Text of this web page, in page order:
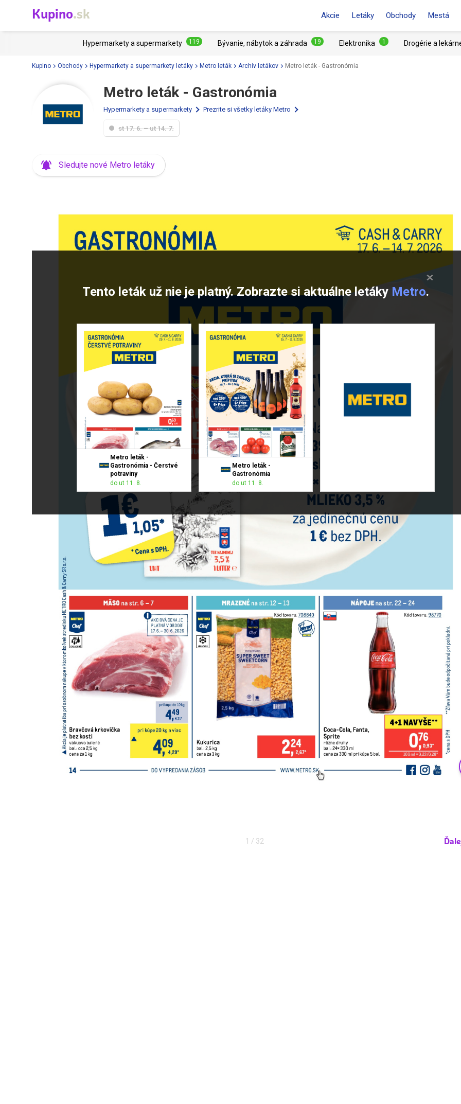
Kupino.sk Akcie Letáky Obchody Mestá
Hypermarkety a supermarkety 119 Bývanie, nábytok a záhrada 19 Elektronika 1 Drogérie a
Kupino Obchody Hypermarkety a supermarkety letáky Metro leták Archív letákov Metro leták - Gastronómia
Metro leták - Gastronómia
Hypermarkety a supermarkety Prezrite si všetky letáky Metro
st 17. 6. – ut 14. 7.
Sledujte nové Metro letáky
Tento leták už nie je platný. Zobrazte si aktuálne letáky Metro.
Metro leták -
Gastronómia - Čerstvé
potraviny
do ut 11. 8.
Metro leták -
Gastronómia
do ut 11. 8.
Metro
1 / 32